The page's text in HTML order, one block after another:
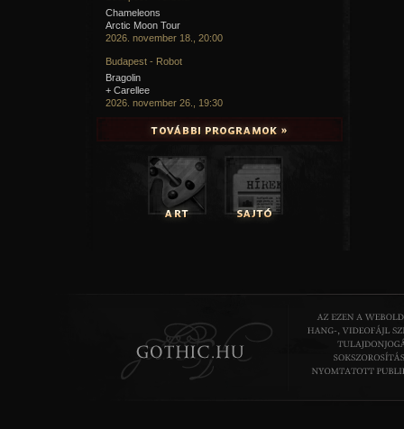
Chameleons
Arctic Moon Tour
2026. november 18., 20:00
Budapest - Robot
Bragolin
+ Carellee
2026. november 26., 19:30